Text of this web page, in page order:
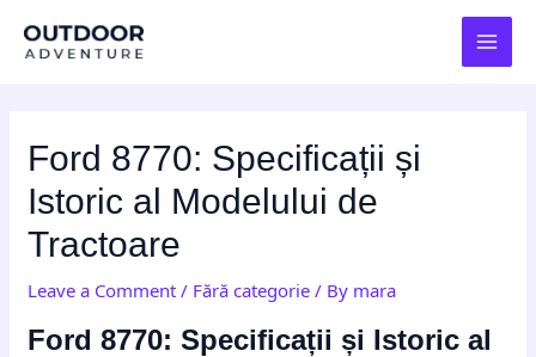
Ford 8770: Specificații și
Istoric al Modelului de
Tractoare
Leave a Comment / Fără categorie / By mara
Ford 8770: Specificații și Istoric al
navigation